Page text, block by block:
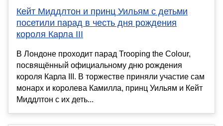
Кейт Миддлтон и принц Уильям с детьми
посетили парад в честь дня рождения
короля Карла III
В Лондоне проходит парад Trooping the Colour,
посвящённый официальному дню рождения
короля Карла III. В торжестве приняли участие сам
монарх и королева Камилла, принц Уильям и Кейт
Миддлтон с их деть...